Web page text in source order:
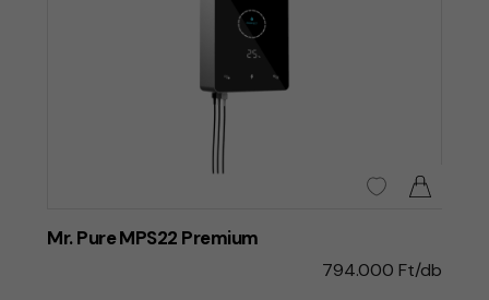
Mr. Pure MPS22 Premium
794.000 Ft/db